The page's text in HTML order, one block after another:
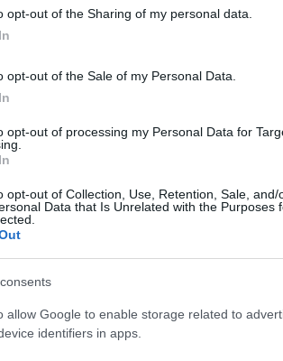
opt-out of the Sharing of my personal data.
opt-out of the Sale of my Personal Data.
opt-out of processing my Personal Data for
opt-out of Collection, Use, Retention, Sale, and/
Data that Is Unrelated with the Purposes
allow Google to enable storage related to
identifiers in apps.
- Carrick, Anderson(Fellaini 68.) - Nani,
Ridgewell - Yakob, Mulumbu -
88.)
67'
Mulumbu